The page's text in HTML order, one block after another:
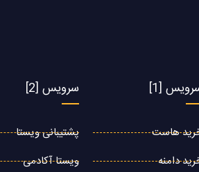
[1]
هاست
دامنه
سرویس [2]
پشتیبانی ویستا
ویستا آکادمی